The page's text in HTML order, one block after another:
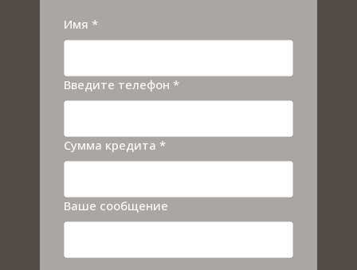
Имя *
Введите телефон *
Сумма кредита *
Ваше сообщение